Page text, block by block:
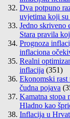
Dva potpuno
uvjetima koji
Jedno skriveno
Stara pravila
Prognoza
inflaciona
Realni
inflacija (351)
Ekonomski rast
čudna pojava
Kamatna stopa
Hladno kao
Inflacija u